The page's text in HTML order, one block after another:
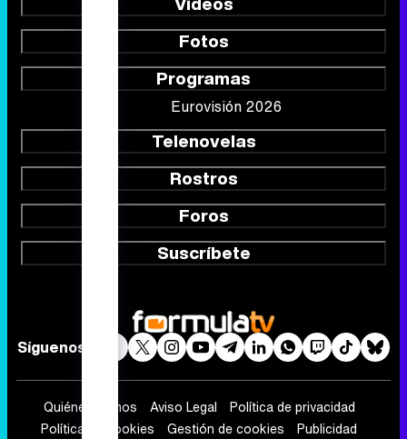
Fotos
Programas
Eurovisión 2026
Telenovelas
Rostros
Foros
Suscríbete
Síguenos
Quiénes somos Aviso Legal
Política de privacidad
Política de cookies
Gestión de cookies
Publicidad